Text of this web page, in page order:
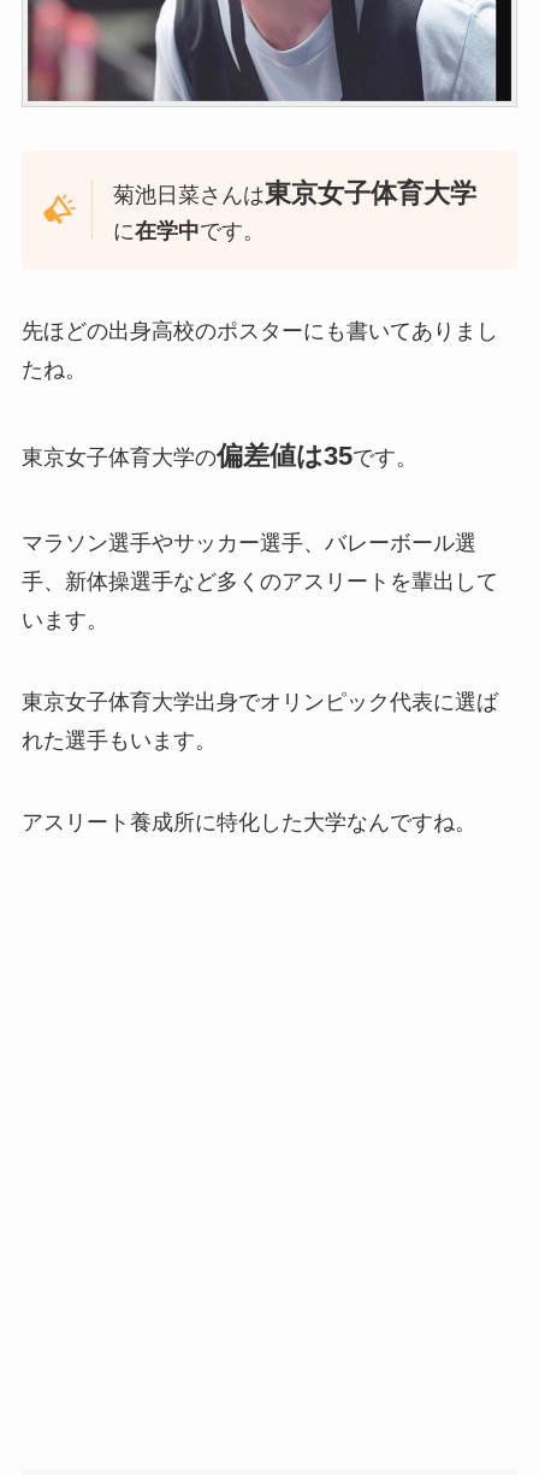
菊池日菜さんは東京女子体育大学
に在学中です。
先ほどの出身高校のポスターにも書いてありまし
たね。
東京女子体育大学の偏差値は35です。
マラソン選手やサッカー選手、バレーボール選
手、新体操選手など多くのアスリートを輩出して
います。
東京女子体育大学出身でオリンピック代表に選ば
れた選手もいます。
アスリート養成所に特化した大学なんですね。